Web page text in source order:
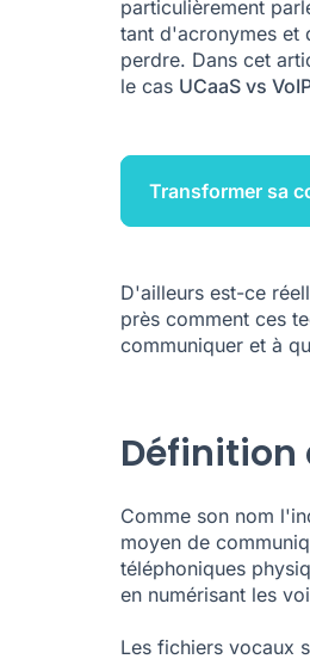
particulièrement
tant d'acronymes et
perdre. Dans cet
le cas UCaaS vs
Transformer sa
D'ailleurs est-ce
près comment ces
communiquer et à
Définition
Comme son nom
moyen de
téléphoniques
en numérisant les
Les fichiers vocaux